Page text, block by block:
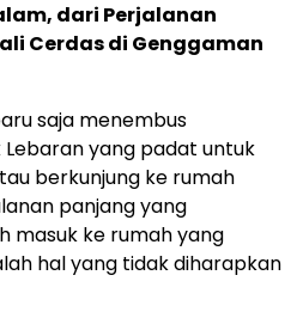
dari Perjalanan
Cerdas di Genggaman
saja menembus
yang padat untuk
berkunjung ke rumah
panjang yang
masuk ke rumah yang
hal yang tidak diharapkan